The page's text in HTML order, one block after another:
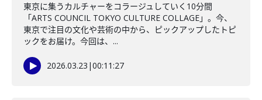
東京に集うカルチャーをコラージュしていく10分間
「ARTS COUNCIL TOKYO CULTURE COLLAGE」。今、
東京で注目の文化や芸術の中から、ピックアップしたトピ
ックをお届け。今回は、...
2026.03.23 |00:11:27